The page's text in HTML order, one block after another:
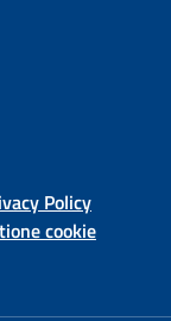
Policy
cookie